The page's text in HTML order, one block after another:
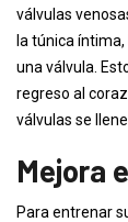
válvulas
la túnica
una válvula.
regreso al
válvulas se
Mejora
Para entrenar